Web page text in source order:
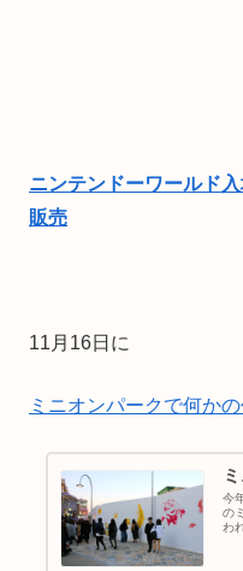
ニンテンドーワールド
販売
11月16日に
ミニオンパークで何か
今
の
わ